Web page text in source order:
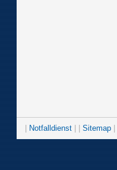
Notfalldienst Sitemap